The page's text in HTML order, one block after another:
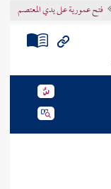
فتح عمورية على يدي المعتصم